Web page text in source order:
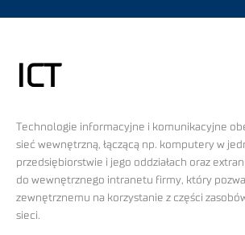
ICT
Technologie informacyjne i komunikacyjne
sieć wewnętrzną, łączącą np. komputery w
przedsiębiorstwie i jego oddziałach oraz
do wewnętrznego intranetu firmy, który
zewnętrznemu na korzystanie z części
sieci.